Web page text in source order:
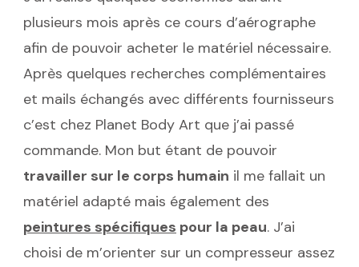
plusieurs mois après ce cours d’aérographe
afin de pouvoir acheter le matériel nécessaire.
Après quelques recherches complémentaires
et mails échangés avec différents fournisseurs
c’est chez Planet Body Art que j’ai passé
commande. Mon but étant de pouvoir
travailler sur le corps humain il me fallait un
matériel adapté mais également des
peintures spécifiques pour la peau. J’ai
choisi de m’orienter sur un compresseur assez